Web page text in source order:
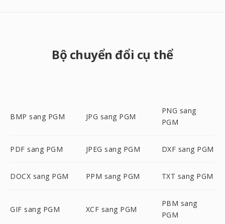
Bộ chuyển đổi cụ thể
BMP sang PGM JPG sang PGM
PNG sang
PGM
PDF sang PGM JPEG sang PGM DXF sang PGM
DOCX sang PGM PPM sang PGM TXT sang PGM
GIF sang PGM XCF sang PGM
PBM sang
PGM